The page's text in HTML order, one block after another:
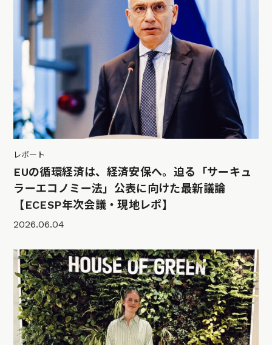
レポート
EUの循環経済は、経済安保へ。迫る「サーキュ
ラーエコノミー法」公表に向けた最新議論
【ECESP年次会議・現地レポ】
2026.06.04